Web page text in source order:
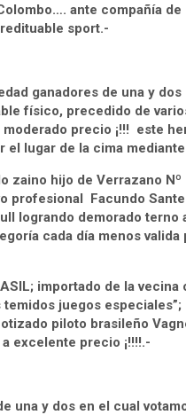
ante compañía de
sport.-
ganadores de una y
físico, precedido de
precio ¡!!! este
el lugar de la cima
zaino hijo de Verrazano
profesional Facundo
logrando demorado
cada día menos
importado de la vecina
juegos
piloto brasileño
excelente precio ¡!!!!.-
una y dos en el cual